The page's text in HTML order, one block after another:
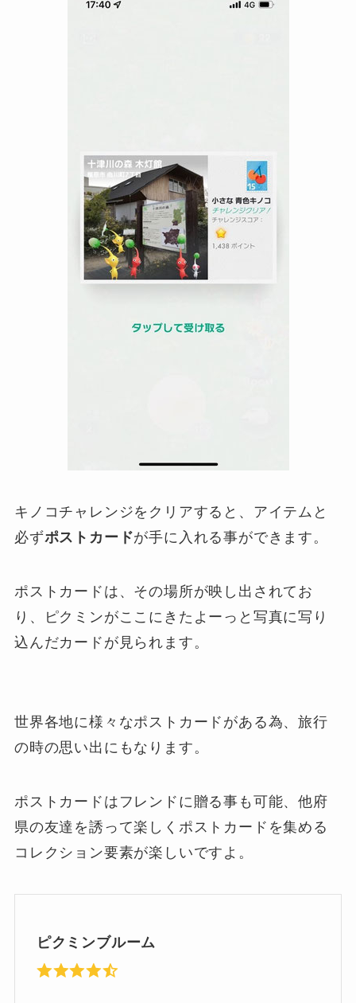
キノコチャレンジをクリアすると、アイテムと
必ずポストカードが手に入れる事ができます。
ポストカードは、その場所が映し出されてお
り、ピクミンがここにきたよーっと写真に写り
込んだカードが見られます。
世界各地に様々なポストカードがある為、旅行
の時の思い出にもなります。
ポストカードはフレンドに贈る事も可能、他府
県の友達を誘って楽しくポストカードを集める
コレクション要素が楽しいですよ。
ピクミンブルーム